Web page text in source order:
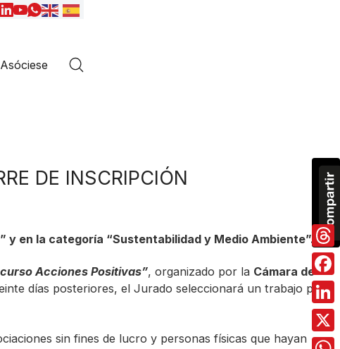
Asóciese
DE INSCRIPCIÓN
en la categoría “Sustentabilidad y Medio Ambiente”.
Acciones Positivas”, organizado por la Cámara de
días posteriores, el Jurado seleccionará un trabajo por
sin fines de lucro y personas físicas que hayan X